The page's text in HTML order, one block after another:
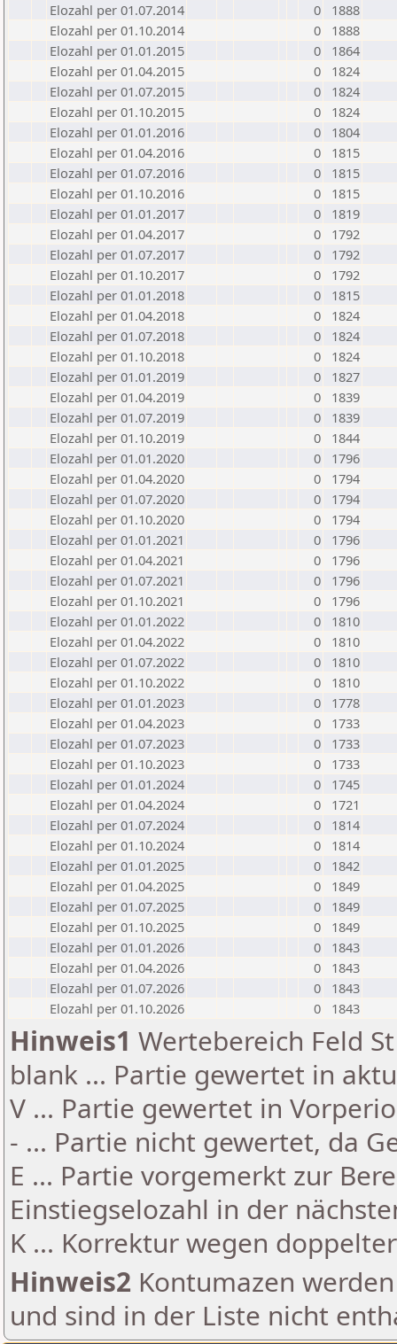
Elozahl per 01.07.2014
0
1888
Elozahl per 01.10.2014
0
1888
Elozahl per 01.01.2015
0
1864
Elozahl per 01.04.2015
0
1824
Elozahl per 01.07.2015
0
1824
Elozahl per 01.10.2015
0
1824
Elozahl per 01.01.2016
0
1804
Elozahl per 01.04.2016
0
1815
Elozahl per 01.07.2016
0
1815
Elozahl per 01.10.2016
0
1815
Elozahl per 01.01.2017
0
1819
Elozahl per 01.04.2017
0
1792
Elozahl per 01.07.2017
0
1792
Elozahl per 01.10.2017
0
1792
Elozahl per 01.01.2018
0
1815
Elozahl per 01.04.2018
0
1824
Elozahl per 01.07.2018
0
1824
Elozahl per 01.10.2018
0
1824
Elozahl per 01.01.2019
0
1827
Elozahl per 01.04.2019
0
1839
Elozahl per 01.07.2019
0
1839
Elozahl per 01.10.2019
0
1844
Elozahl per 01.01.2020
0
1796
Elozahl per 01.04.2020
0
1794
Elozahl per 01.07.2020
0
1794
Elozahl per 01.10.2020
0
1794
Elozahl per 01.01.2021
0
1796
Elozahl per 01.04.2021
0
1796
Elozahl per 01.07.2021
0
1796
Elozahl per 01.10.2021
0
1796
Elozahl per 01.01.2022
0
1810
Elozahl per 01.04.2022
0
1810
Elozahl per 01.07.2022
0
1810
Elozahl per 01.10.2022
0
1810
Elozahl per 01.01.2023
0
1778
Elozahl per 01.04.2023
0
1733
Elozahl per 01.07.2023
0
1733
Elozahl per 01.10.2023
0
1733
Elozahl per 01.01.2024
0
1745
Elozahl per 01.04.2024
0
1721
Elozahl per 01.07.2024
0
1814
Elozahl per 01.10.2024
0
1814
Elozahl per 01.01.2025
0
1842
Elozahl per 01.04.2025
0
1849
Elozahl per 01.07.2025
0
1849
Elozahl per 01.10.2025
0
1849
Elozahl per 01.01.2026
0
1843
Elozahl per 01.04.2026
0
1843
Elozahl per 01.07.2026
0
1843
Elozahl per 01.10.2026
0 1843
Hinweis1 Wertebereich Feld
blank ... Partie gewertet in
V ... Partie gewertet in
- ... Partie nicht gewertet, da
E ... Partie vorgemerkt zur
Einstiegselozahl in der
K ... Korrektur wegen
Hinweis2 Kontumazen
und sind in der Liste nicht